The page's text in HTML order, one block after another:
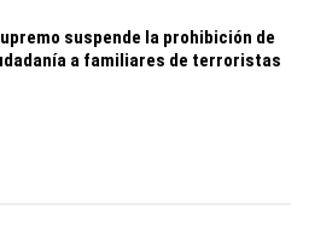
suspende la prohibición de
a familiares de terroristas